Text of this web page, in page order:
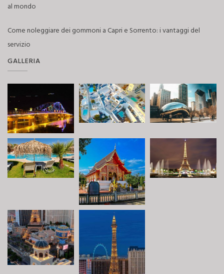
al mondo
Come noleggiare dei gommoni a Capri e Sorrento: i vantaggi del
servizio
GALLERIA